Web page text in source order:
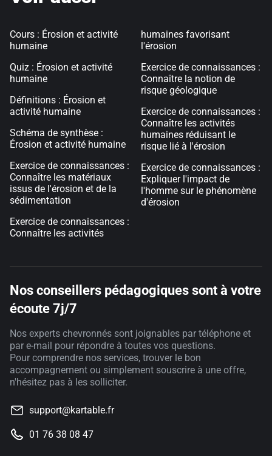
Cours : Érosion et activité
humaine
Quiz : Érosion et activité
humaine
Définitions : Érosion et
activité humaine
Schéma de synthèse :
Érosion et activité humaine
Exercice de connaissances :
Connaître les matériaux
issus de l'érosion et de la
sédimentation
Exercice de connaissances :
Connaître les activités
humaines favorisant
l'érosion
Exercice de connaissances :
Connaître la notion de
risque géologique
Exercice de connaissances :
Connaître les activités
humaines réduisant le
risque lié à l'érosion
Exercice de connaissances :
Expliquer l'impact de
l'homme sur le phénomène
d'érosion
Nos conseillers pédagogiques sont à votre
écoute 7j/7
Nos experts chevronnés sont joignables par téléphone et
par e-mail pour répondre à toutes vos questions.
Pour comprendre nos services, trouver le bon
accompagnement ou simplement souscrire à une offre,
n'hésitez pas à les solliciter.
support@kartable.fr
01 76 38 08 47